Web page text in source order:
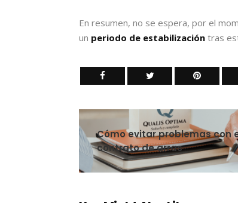
En resumen, no se espera, por el
un periodo de estabilización tras
Cómo evitar problemas con
contrato de arras